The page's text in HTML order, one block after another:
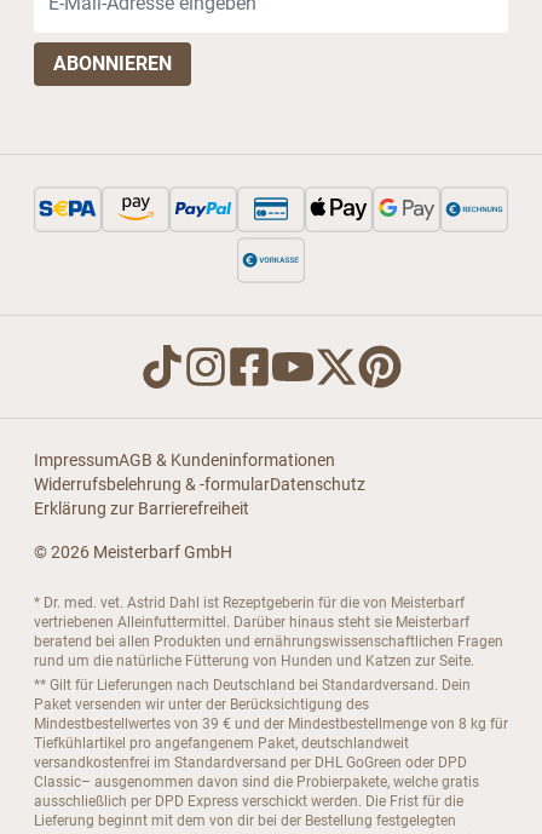
ImpressumAGB & Kundeninformationen
Widerrufsbelehrung & -formularDatenschutz
Erklärung zur Barrierefreiheit
© 2026 Meisterbarf GmbH
* Dr. med. vet. Astrid Dahl ist Rezeptgeberin für die von Meisterbarf
vertriebenen Alleinfuttermittel. Darüber hinaus steht sie Meisterbarf
beratend bei allen Produkten und ernährungswissenschaftlichen Fragen
rund um die natürliche Fütterung von Hunden und Katzen zur Seite.
** Gilt für Lieferungen nach Deutschland bei Standardversand. Dein
Paket versenden wir unter der Berücksichtigung des
Mindestbestellwertes von 39 € und der Mindestbestellmenge von 8 kg für
Tiefkühlartikel pro angefangenem Paket, deutschlandweit
versandkostenfrei im Standardversand per DHL GoGreen oder DPD
Classic– ausgenommen davon sind die Probierpakete, welche gratis
ausschließlich per DPD Express verschickt werden. Die Frist für die
Lieferung beginnt mit dem von dir bei der Bestellung festgelegten